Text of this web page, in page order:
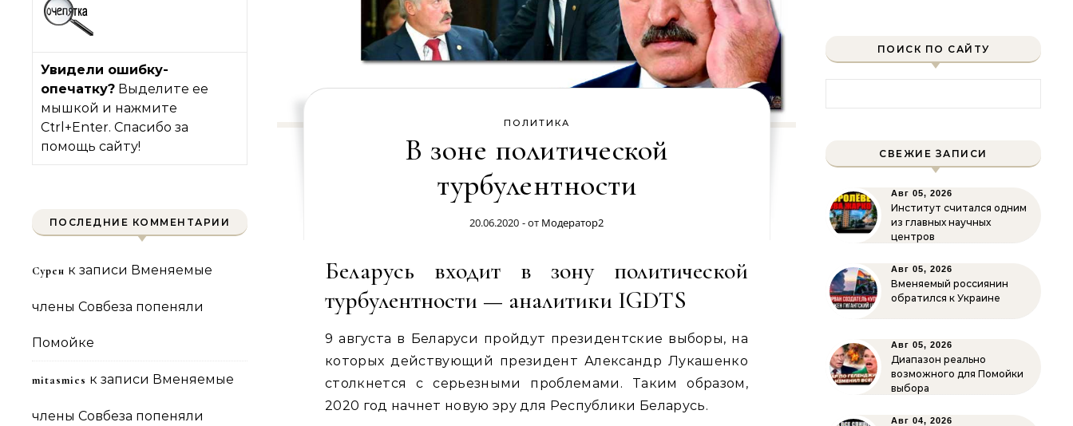
Увидели ошибку-
опечатку? Выделите ее
мышкой и нажмите
Ctrl+Enter. Спасибо за
помощь сайту!
ПОСЛЕДНИЕ КОММЕНТАРИИ
Сурен к записи Вменяемые
члены Совбеза попеняли
Помойке
mitasmies к записи Вменяемые
члены Совбеза попеняли
ПОЛИТИКА
В зоне политической
турбулентности
20.06.2020 - от Модератор2
Беларусь входит в зону политической
турбулентности — аналитики IGDTS
9 августа в Беларуси пройдут президентские выборы, на
которых действующий президент Александр Лукашенко
столкнется с серьезными проблемами. Таким образом,
2020 год начнет новую эру для Республики Беларусь.
ПОИСК ПО САЙТУ
СВЕЖИЕ ЗАПИСИ
Авг 05, 2026
Институт считался одним
из главных научных
центров
Авг 05, 2026
Вменяемый россиянин
обратился к Украине
Авг 05, 2026
Диапазон реально
возможного для Помойки
выбора
Авг 04, 2026